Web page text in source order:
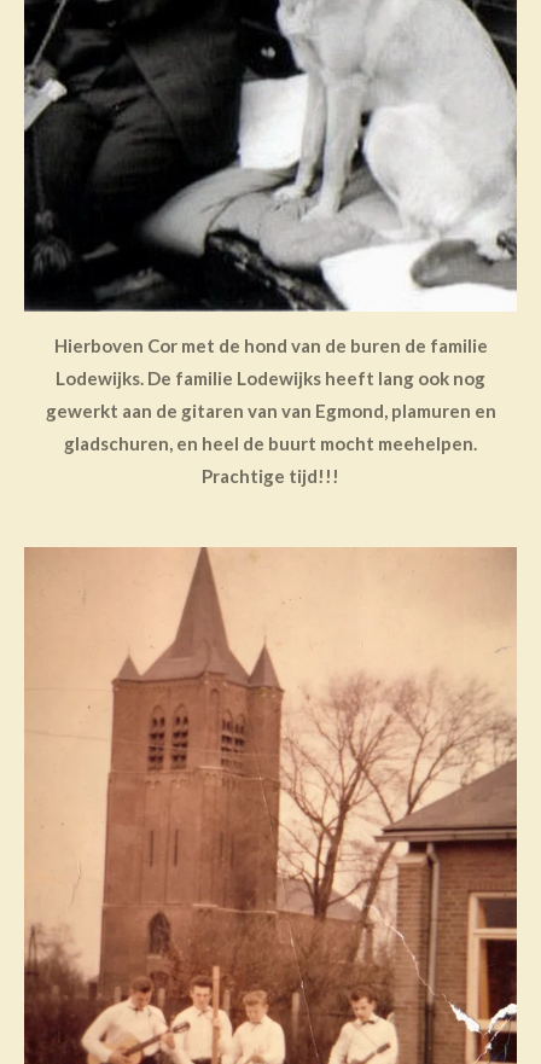
Hierboven Cor met de hond van de buren de familie
Lodewijks. De familie Lodewijks heeft lang ook nog
gewerkt aan de gitaren van van Egmond, plamuren en
gladschuren, en heel de buurt mocht meehelpen.
Prachtige tijd!!!